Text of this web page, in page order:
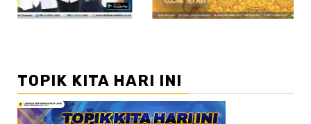
TOPIK KITA HARI INI